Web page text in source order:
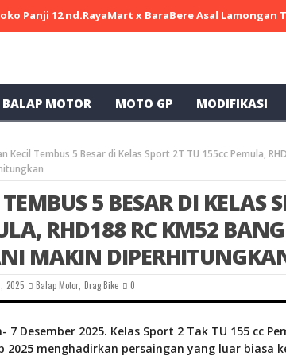
Panji 12 nd.RayaMart x BaraBere Asal Lamongan
BALAP MOTOR MOTO GP MODIFIKASI
Kecil Tembus 5 Besar di Kelas Sport 2T TU 155cc Pemula,
5 BESAR DI KELAS
RHD188 RC KM52
MAKIN
2025 Balap Motor Drag Bike 0
7 Desember 2025. Kelas Sport 2 Tak TU 155 cc
2025 menghadirkan persaingan yang luar biasa